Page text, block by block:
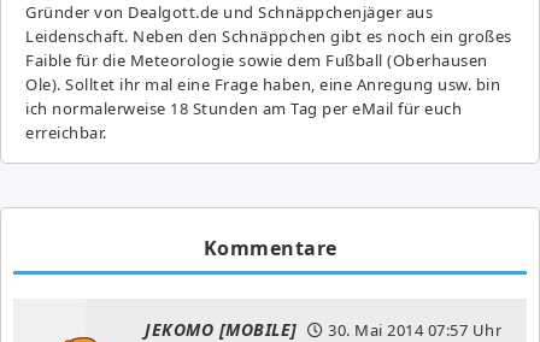
Gründer von Dealgott.de und Schnäppchenjäger aus
Leidenschaft. Neben den Schnäppchen gibt es noch ein großes
Fai­ble für die Meteorologie sowie dem Fußball (Oberhausen
Ole). Solltet ihr mal eine Frage haben, eine Anregung usw. bin
ich normalerweise 18 Stunden am Tag per eMail für euch
erreichbar.
Kommentare
JEKOMO [MOBILE] 30. Mai 201407:57 Uhr